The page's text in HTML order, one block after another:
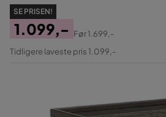
SE PRISEN!
Pris
1.099,-
Original
Før1.699,-
Tidligere laveste pris 1.099,-